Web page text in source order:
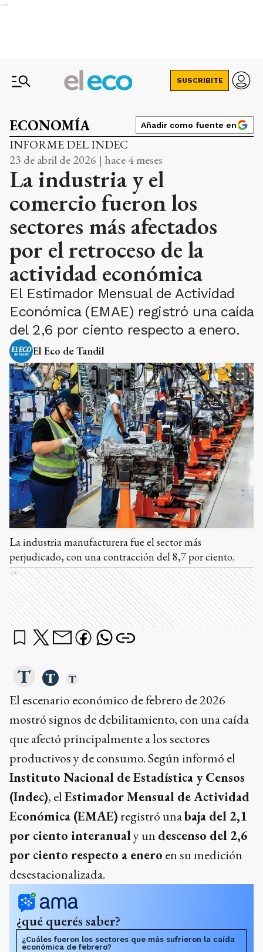
Ads
SUSCRIBITE
ECONOMÍA Añadir como fuente en
INFORME DEL INDEC
23 de abril de 2026 | hace 4 meses
La industria y el
comercio fueron los
sectores más afectados
por el retroceso de la
actividad económica
El Estimador Mensual de Actividad
Económica (EMAE) registró una caída
del 2,6 por ciento respecto a enero.
El Eco de Tandil
La industria manufacturera fue el sector más
perjudicado, con una contracción del 8,7 por ciento.
Ads
El escenario económico de febrero de 2026
mostró signos de debilitamiento, con una caída
que afectó principalmente a los sectores
productivos y de consumo. Según informó el
Instituto Nacional de Estadística y Censos
(Indec), elEstimador Mensual de Actividad
Económica (EMAE)registró unabaja del 2,1
por ciento interanualy un descenso del 2,6
por ciento respecto a enero en su medición
desestacionalizada.
¿qué querés saber?
¿Cuáles fueron los sectores que más sufrieron la caída
económica de febrero?